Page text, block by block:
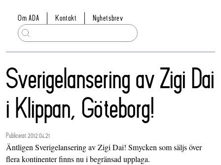
Om ADA Kontakt Nyhetsbrev
Sverigelansering av Zigi Dai
i Klippan, Göteborg!
Publicerat 2012.04.21
Äntligen Sverigelansering av Zigi Dai! Smycken som säljs över
flera kontinenter finns nu i begränsad upplaga.